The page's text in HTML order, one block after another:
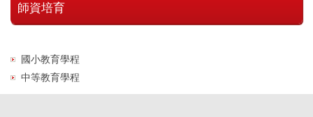
師資培育
國小教育學程
中等教育學程